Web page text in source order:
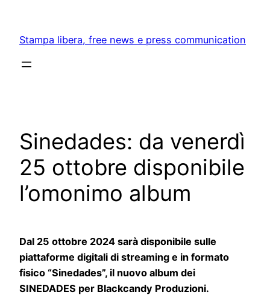
content
Stampa libera, free news e press communication
Sinedades: da venerdì
25 ottobre disponibile
l’omonimo album
Dal 25 ottobre 2024 sarà disponibile sulle
piattaforme digitali di streaming e in formato
fisico “Sinedades”, il nuovo album dei
SINEDADES per Blackcandy Produzioni.